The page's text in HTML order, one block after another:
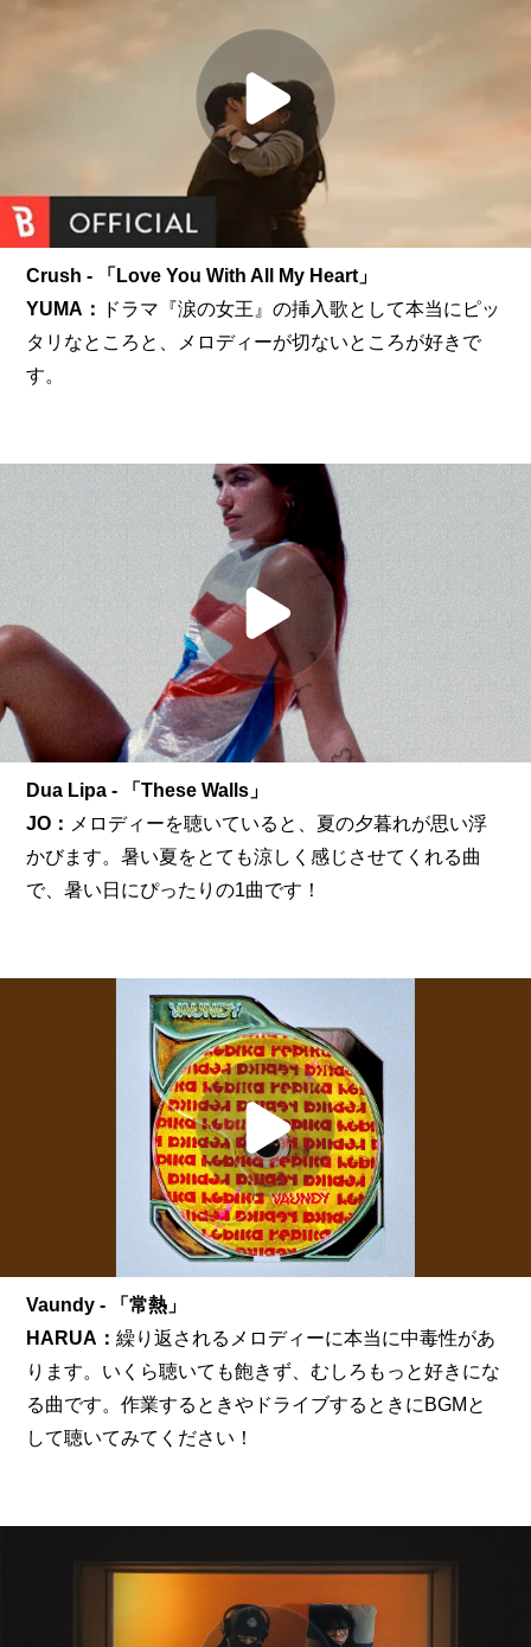
Crush - 「Love You With All My Heart」
YUMA：
ドラマ『涙の女王』の挿入歌として本当にピッ
タリなところと、メロディーが切ないところが好きで
す。
Dua Lipa - 「These Walls」
JO： メロディーを聴いていると、夏の夕暮れが思い浮
かびます。暑い夏をとても涼しく感じさせてくれる曲
で、暑い日にぴったりの1曲です！
Vaundy - 「常熱」
HARUA：繰り返されるメロディーに本当に中毒性があ
ります。いくら聴いても飽きず、むしろもっと好きにな
る曲です。作業するときやドライブするときにBGMと
して聴いてみてください！